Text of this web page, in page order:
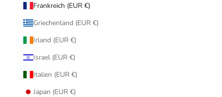
Frankreich (EUR €)
Griechenland (EUR €)
Irland (EUR €)
Israel (EUR €)
Italien (EUR €)
Japan (EUR €)